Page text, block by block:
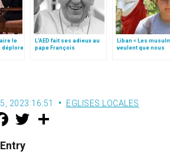
le
déplore
L’AED fait ses adieux au
pape François
Liban « Les
veulent que nous
2023 16:51 EGLISES LOCALES
F
a
e
b
w